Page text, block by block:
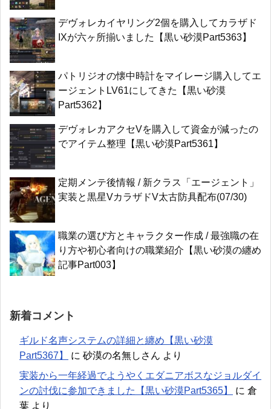
デヴォレカイヤリング2個を購入してカラザド
IXが六ヶ所揃いました【黒い砂漠Part5363】
パトリジオの懐中時計をマイレージ購入してエ
ージェントLV61にしてきた【黒い砂漠
Part5362】
デヴォレカアクセVを購入して資金が減ったの
でアイテム整理【黒い砂漠Part5361】
定期メンテ後情報 / 新クラス「エージェント」
実装と黒星VカラザドV太古防具配布(07/30)
職業の選び方とキャラクター作成 / 最強職の在
り方や初心者向けの職業紹介【黒い砂漠の纏め
記事Part003】
新着コメント
ギルド名声システムの詳細と纏め【黒い砂漠
Part5367】
に 砂漠の名無しさん より
実装から一年経過でようやくエダニアボスなジョルダイ
ンの討伐に参加できました【黒い砂漠Part5365】
に 倉
葉 より